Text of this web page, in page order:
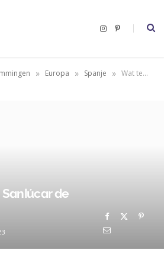
I
P
e
» Europa » Spanje » Wat te doen in Sanlúcar de Barrameda?
de